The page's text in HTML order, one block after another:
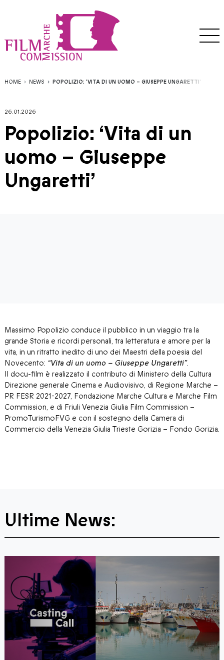
HOME NEWS POPOLIZIO: ‘VITA DI UN UOMO – GIUSEPPE UNGARETTI’
26.01.2026
Popolizio: ‘Vita di un
uomo – Giuseppe
Ungaretti’
Massimo Popolizio conduce il pubblico in un viaggio tra la
grande Storia e ricordi personali, tra letteratura e amore per la
vita, in un ritratto inedito di uno dei Maestri della poesia del
Novecento: “Vita di un uomo – Giuseppe Ungaretti”.
Il docu-film è realizzato il contributo di Ministero della Cultura
Direzione generale Cinema e Audiovisivo, di Regione Marche –
PR FESR 2021-2027, Fondazione Marche Cultura e Marche Film
Commission, e di Friuli Venezia Giulia Film Commission –
PromoTurismoFVG e con il sostegno della Camera di
Commercio della Venezia Giulia Trieste Gorizia – Fondo Gorizia.
Ultime News: